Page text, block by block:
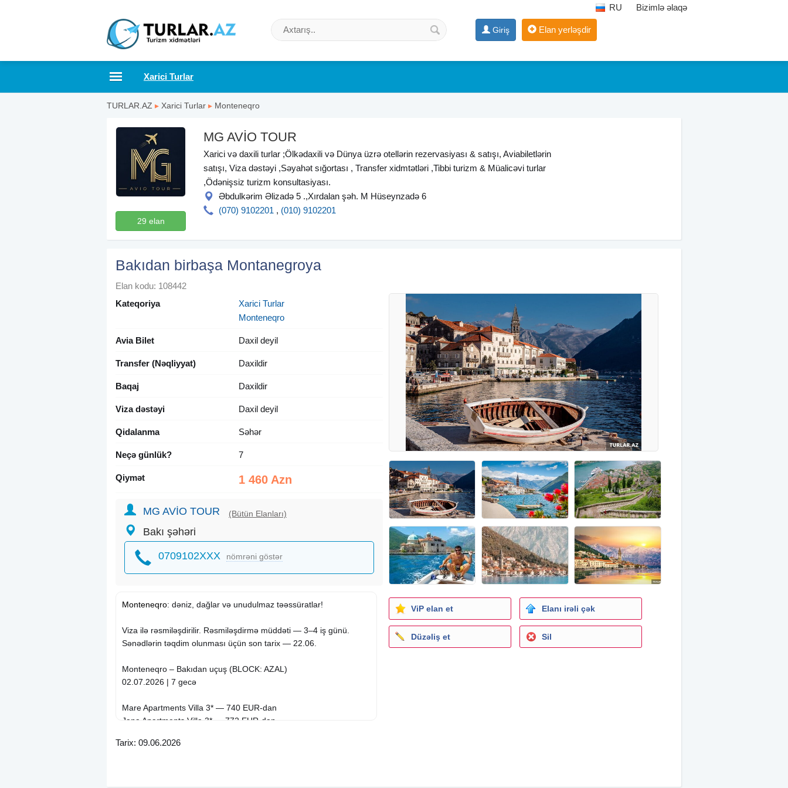
RU Bizimlə əlaqə
Giriş Elan yerləşdir
Xarici Turlar
TURLAR.AZ ▸ Xarici Turlar ▸ Monteneqro
29 elan
MG AVİO TOUR
Xarici və daxili turlar ;Ölkədaxili və Dünya üzrə otellərin rezervasiyası & satışı, Aviabiletlərin
satışı, Viza dəstəyi ,Səyahət sığortası , Transfer xidmtətləri ,Tibbi turizm & Müalicəvi turlar
,Ödənişsiz turizm konsultasiyası.
Əbdulkərim Əlizadə 5 .,Xırdalan şəh. M Hüseynzadə 6
(070) 9102201 , (010) 9102201
Bakıdan birbaşa Montanegroya
Elan kodu: 108442
Kateqoriya
Xarici Turlar
Monteneqro
Avia Bilet Daxil deyil
Transfer (Nəqliyyat) Daxildir
Baqaj Daxildir
Viza dəstəyi Daxil deyil
Qidalanma Səhər
Neçə günlük? 7
Qiymət 1 460 Azn
MG AVİO TOUR (Bütün Elanları)
Bakı şəhəri
0709102XXX nömrəni göstər
Monteneqro: dəniz, dağlar və unudulmaz təəssüratlar!
Viza ilə rəsmiləşdirilir. Rəsmiləşdirmə müddəti — 3–4 iş günü.
Sənədlərin təqdim olunması üçün son tarix — 22.06.
Monteneqro – Bakıdan uçuş (BLOCK: AZAL)
02.07.2026 | 7 gecə
Mare Apartments Villa 3* — 740 EUR-dan
Jana Apartments Villa 3* — 772 EUR-dan
DMD Budva Villa 3* (Budva) — 810 EUR-dan
Kralj L. Villa 3* (Budva) — 841 EUR-dan
Tarix: 09.06.2026
ViP elan et Elanı irəli çək
Düzəliş et Sil